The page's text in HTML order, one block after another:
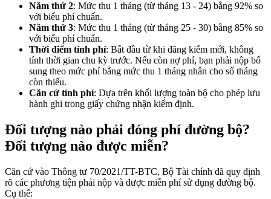
Năm thứ 2: Mức thu 1 tháng (từ tháng 13 - 24) bằng 92% so
với biểu phí chuẩn.
Năm thứ 3: Mức thu 1 tháng (từ tháng 25 - 30) bằng 85% so
với biểu phí chuẩn.
Thời điểm tính phí: Bắt đầu từ khi đăng kiểm mới, không
tính thời gian chu kỳ trước. Nếu còn nợ phí, bạn phải nộp bổ
sung theo mức phí bằng mức thu 1 tháng nhân cho số tháng
còn thiếu.
Căn cứ tính phí: Dựa trên khối lượng toàn bộ cho phép lưu
hành ghi trong giấy chứng nhận kiểm định.
Đối tượng nào phải đóng phí đường bộ?
Đối tượng nào được miễn?
Căn cứ vào Thông tư 70/2021/TT-BTC, Bộ Tài chính đã quy định
rõ các phương tiện phải nộp và được miễn phí sử dụng đường bộ.
Cụ thể: